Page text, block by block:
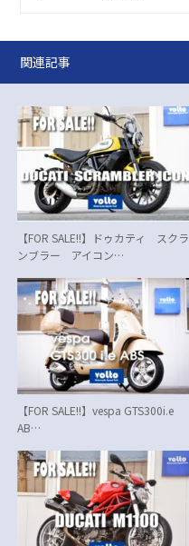
関連記事
【FOR SALE!!】ドゥカティ スクラ
ンブラー アイコン…
【FOR SALE!!】vespa GTS300i.e
AB…